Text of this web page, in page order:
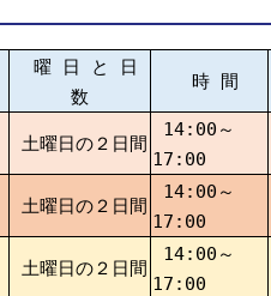
曜 日 と 日
数
時 間
土曜日の２日間
14:00～
17:00
土曜日の２日間
14:00～
17:00
土曜日の２日間
14:00～
17:00